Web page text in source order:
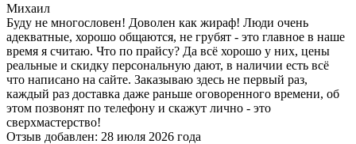
Михаил
Буду не многословен! Доволен как жираф! Люди очень
адекватные, хорошо общаются, не грубят - это главное в наше
время я считаю. Что по прайсу? Да всё хорошо у них, цены
реальные и скидку персональную дают, в наличии есть всё
что написано на сайте. Заказываю здесь не первый раз,
каждый раз доставка даже раньше оговоренного времени, об
этом позвонят по телефону и скажут лично - это
сверхмастерство!
Отзыв добавлен: 28 июля 2026 года